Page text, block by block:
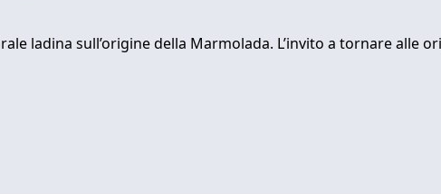
ladina sull’origine della Marmolada. L’invito a tornare alle